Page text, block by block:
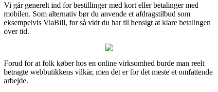
Vi går generelt ind for bestillinger med kort eller betalinger med
mobilen. Som alternativ bør du anvende et afdragstilbud som
eksempelvis ViaBill, for så vidt du har til hensigt at klare betalingen
over tid.
Forud for at folk køber hos en online virksomhed burde man reelt
betragte webbutikkens vilkår, men det er for det meste et omfattende
arbejde.